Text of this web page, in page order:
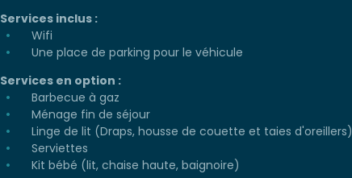
Services inclus :
Wifi
Une place de parking pour le véhicule
Services en option :
Barbecue à gaz
Ménage fin de séjour
Linge de lit (Draps, housse de couette et taies d'oreillers)
Serviettes
Kit bébé (lit, chaise haute, baignoire)